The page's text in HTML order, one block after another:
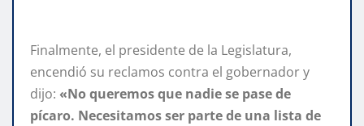
Finalmente, el presidente de la Legislatura,
encendió su reclamos contra el gobernador y
dijo: «No queremos que nadie se pase de
pícaro. Necesitamos ser parte de una lista de